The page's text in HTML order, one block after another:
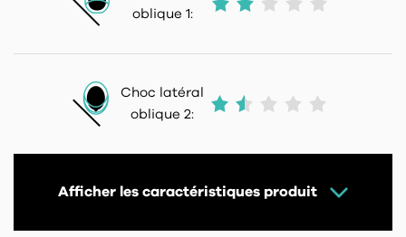
oblique 1:
Choc latéral
oblique 2:
Afficher les caractéristiques produit